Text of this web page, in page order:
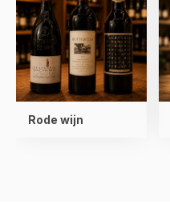
Rode wijn